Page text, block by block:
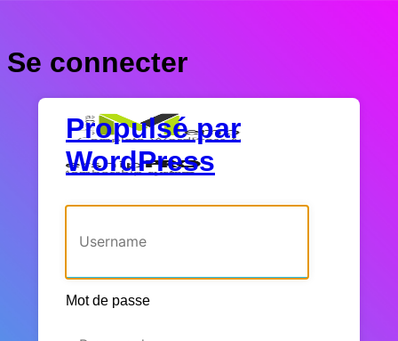
Se connecter
Propulsé par
WordPress
Mot de passe